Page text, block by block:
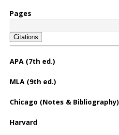
Pages
Citations
APA (7th ed.)
MLA (9th ed.)
Chicago (Notes & Bibliography)
Harvard